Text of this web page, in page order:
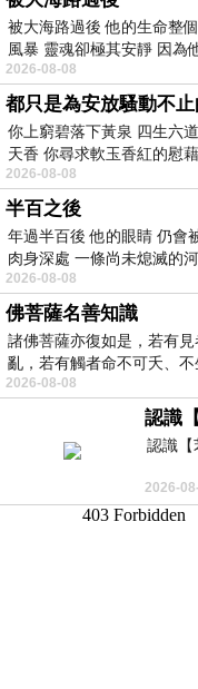
被大海路過後 他的生命整
風暴 靈魂卻極其安靜 因為
2026-08-08
都只是為安放騷動不
你上窮碧落下黃泉 四生六
天香 你尋求軟玉香紅的慰
2026-08-08
半百之後
年過半百後 他的眼睛 仍會
肉身深處 一條尚未熄滅的
2026-08-08
佛菩薩名善知識
諸佛菩薩亦復如是，若有
亂，若有觸者命不可夭、
受
2026-08-08
認識
認識【
2026-